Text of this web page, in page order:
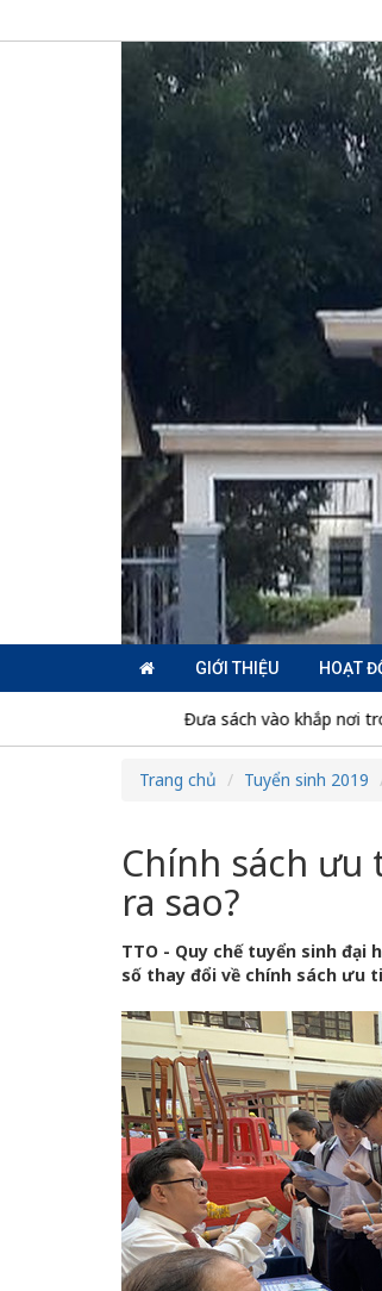
GIỚI THIỆU HOẠT
Đưa sách vào khắp nơi trong trường
Trang chủ Tuyển sinh 2019
Chính sách ưu
ra sao?
TTO - Quy chế tuyển sinh đại
số thay đổi về chính sách ưu